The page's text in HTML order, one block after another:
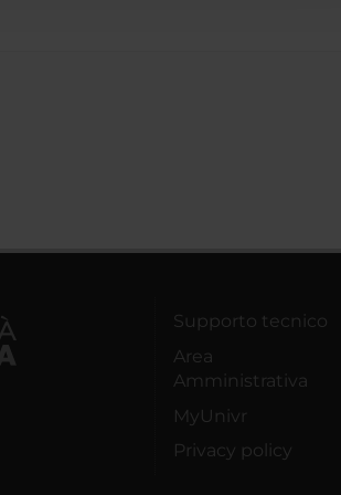
Supporto tecnico
Area
Amministrativa
MyUnivr
Privacy policy